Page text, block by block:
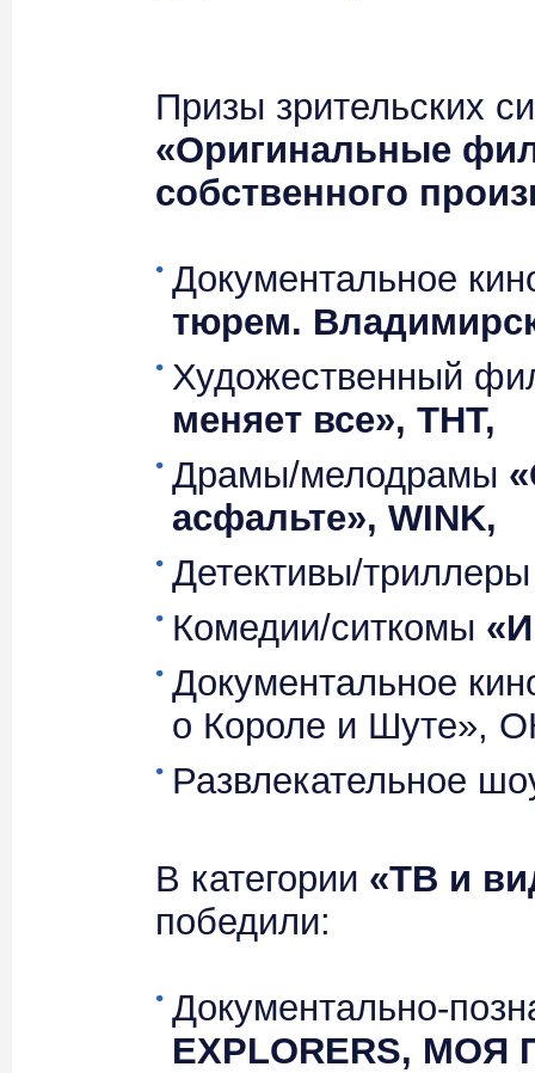
Призы зрительских
«Оригинальные
собственного
Документальное
тюрем.
Художественный
меняет все», ТНТ,
Драмы/мелодрамы
асфальте», WINK,
Детективы/
Комедии/ситкомы
Документальное
о Короле и Шуте»,
Развлекательное
В категории «ТВ и
победили:
Документально-
EXPLORERS, МОЯ